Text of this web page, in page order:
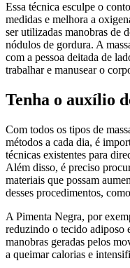
Essa técnica esculpe o
medidas e melhora a
ser utilizadas manobras de
nódulos de gordura. A
com a pessoa deitada de
trabalhar e manusear o
Tenha o auxílio
Com todos os tipos de
métodos a cada dia, é
técnicas existentes para
Além disso, é preciso
materiais que possam
desses procedimentos,
A Pimenta Negra, por
reduzindo o tecido adiposo
manobras geradas pelos
a queimar calorias e